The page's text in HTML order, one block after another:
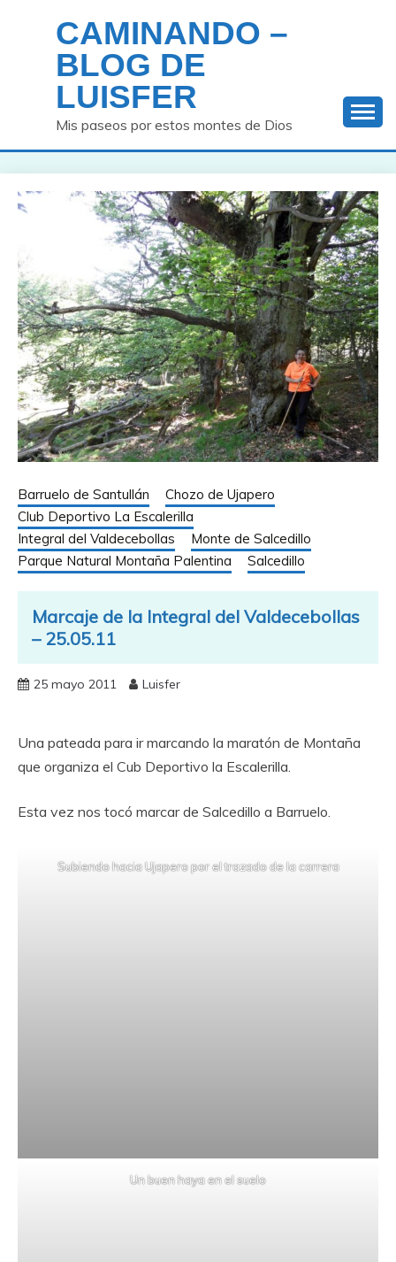
contenido
CAMINANDO –
BLOG DE
LUISFER
Mis paseos por estos montes de Dios
Barruelo de Santullán
Chozo de Ujapero
Club Deportivo La Escalerilla
Integral del Valdecebollas
Monte de Salcedillo
Parque Natural Montaña Palentina
Salcedillo
Marcaje de la Integral del Valdecebollas
– 25.05.11
25 mayo 2011 Luisfer
Una pateada para ir marcando la maratón de Montaña
que organiza el Cub Deportivo la Escalerilla.
Esta vez nos tocó marcar de Salcedillo a Barruelo.
Subiendo hacia Ujapero por el trazado de la carrera
Un buen haya en el suelo